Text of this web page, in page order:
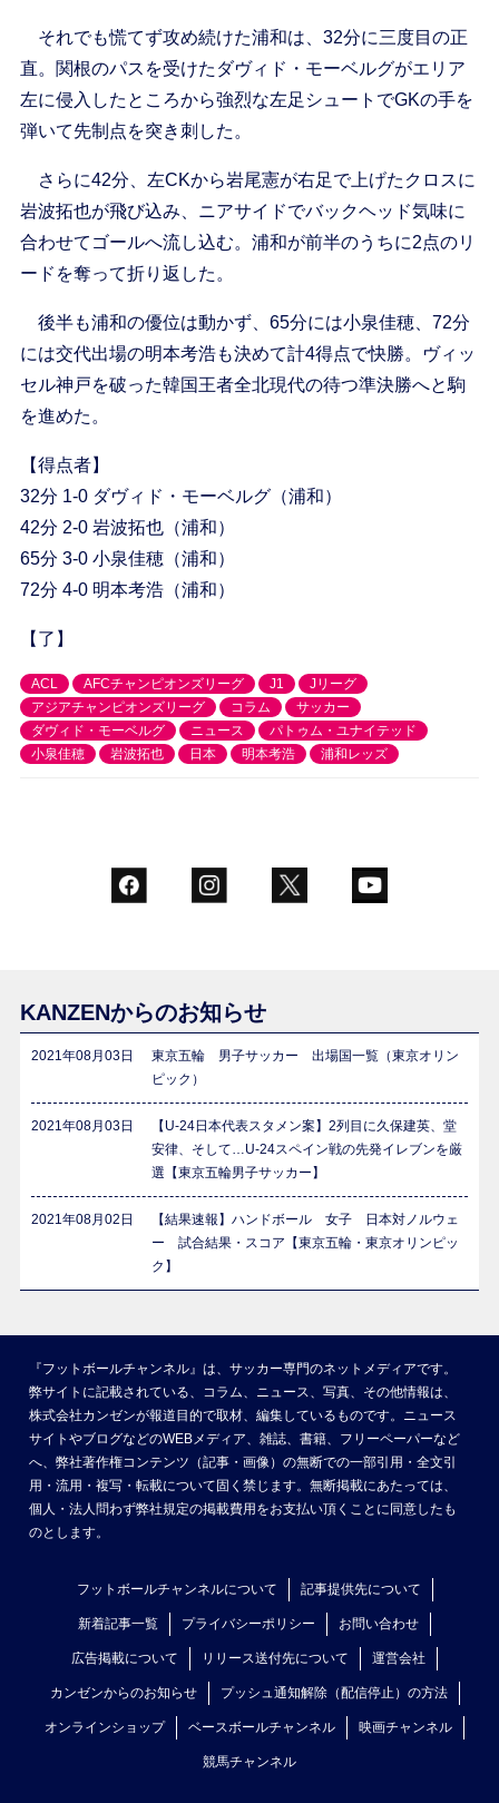
それでも慌てず攻め続けた浦和は、32分に三度目の正
直。関根のパスを受けたダヴィド・モーベルグがエリア
左に侵入したところから強烈な左足シュートでGKの手を
弾いて先制点を突き刺した。
さらに42分、左CKから岩尾憲が右足で上げたクロスに
岩波拓也が飛び込み、ニアサイドでバックヘッド気味に
合わせてゴールへ流し込む。浦和が前半のうちに2点のリ
ードを奪って折り返した。
後半も浦和の優位は動かず、65分には小泉佳穂、72分
には交代出場の明本考浩も決めて計4得点で快勝。ヴィッ
セル神戸を破った韓国王者全北現代の待つ準決勝へと駒
を進めた。
【得点者】
32分 1-0 ダヴィド・モーベルグ（浦和）
42分 2-0 岩波拓也（浦和）
65分 3-0 小泉佳穂（浦和）
72分 4-0 明本考浩（浦和）
【了】
ACL AFCチャンピオンズリーグ J1
Jリーグ
アジアチャンピオンズリーグ
コラム
サッカー
ダヴィド・モーベルグ
ニュース
パトゥム・ユナイテッド
小泉佳穂
岩波拓也 日本 明本考浩 浦和レッズ
KANZENからのお知らせ
2021年08月03日
東京五輪 男子サッカー 出場国一覧（東京オリン
ピック）
2021年08月03日
【U-24日本代表スタメン案】2列目に久保建英、堂
安律、そして…U-24スペイン戦の先発イレブンを厳
選【東京五輪男子サッカー】
2021年08月02日
【結果速報】ハンドボール 女子 日本対ノルウェ
ー 試合結果・スコア【東京五輪・東京オリンピッ
ク】
『フットボールチャンネル』は、サッカー専門のネットメディアです。
弊サイトに記載されている、コラム、ニュース、写真、その他情報は、
株式会社カンゼンが報道目的で取材、編集しているものです。ニュース
サイトやブログなどのWEBメディア、雑誌、書籍、フリーペーパーなど
へ、弊社著作権コンテンツ（記事・画像）の無断での一部引用・全文引
用・流用・複写・転載について固く禁じます。無断掲載にあたっては、
個人・法人問わず弊社規定の掲載費用をお支払い頂くことに同意したも
のとします。
フットボールチャンネルについて 記事提供先について
新着記事一覧 プライバシーポリシー お問い合わせ
広告掲載について リリース送付先について 運営会社
カンゼンからのお知らせ プッシュ通知解除（配信停止）の方法
オンラインショップ ベースボールチャンネル 映画チャンネル
競馬チャンネル